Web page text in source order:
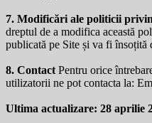
7. Modificări ale politicii
dreptul de a modifica această
publicată pe Site și va fi
8. Contact Pentru orice
utilizatorii ne pot contacta la:
Ultima actualizare: 28 aprilie